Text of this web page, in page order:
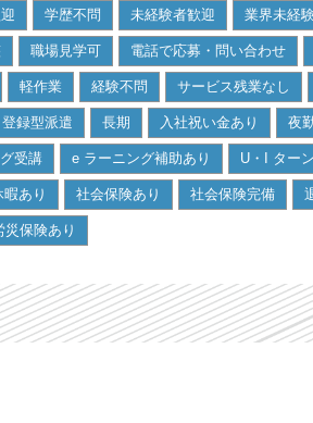
学歴不問 未経験者歓迎 業界未経
職場見学可 電話で応募・問い合わせ
軽作業 経験不問 サービス残業なし
登録型派遣 長期 入社祝い金あり 夜
受講 e ラーニング補助あり U・I ター
暇あり 社会保険あり 社会保険完備
災保険あり